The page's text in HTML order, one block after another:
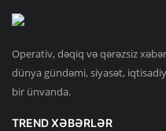
Operativ, dəqiq və qərəzsiz
dünya gündəmi, siyasət,
bir ünvanda.
TREND XƏBƏRLƏR